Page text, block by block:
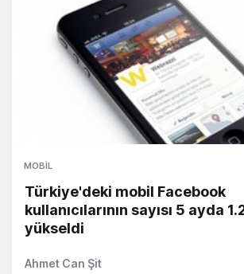
MOBIL
Türkiye'deki mobil Facebook
kullanıcılarının sayısı 5 ayda
yükseldi
Ahmet Can Şit